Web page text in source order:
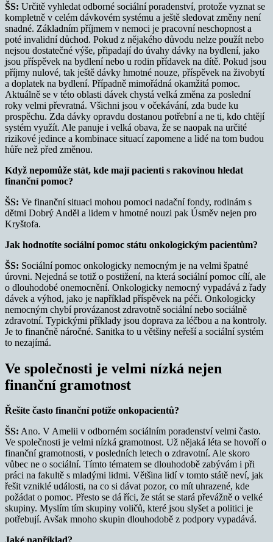
ŠS: Určitě vyhledat odborné sociální poradenství, protože vyznat se
kompletně v celém dávkovém systému a ještě sledovat změny není
snadné. Základním příjmem v nemoci je pracovní neschopnost a
poté invalidní důchod. Pokud z nějakého důvodu nelze použít nebo
nejsou dostatečné výše, připadají do úvahy dávky na bydlení, jako
jsou příspěvek na bydlení nebo u rodin přídavek na dítě. Pokud jsou
příjmy nulové, tak ještě dávky hmotné nouze, příspěvek na živobytí
a doplatek na bydlení. Případně mimořádná okamžitá pomoc.
Aktuálně se v této oblasti dávek chystá velká změna za poslední
roky velmi převratná. Všichni jsou v očekávání, zda bude ku
prospěchu. Zda dávky opravdu dostanou potřební a ne ti, kdo chtějí
systém využít. Ale panuje i velká obava, že se naopak na určité
rizikové jedince a kombinace situací zapomene a lidé na tom budou
hůře než před změnou.
Když nepomůže stát, kde mají pacienti s rakovinou hledat
finanční pomoc?
ŠS: Ve finanční situaci mohou pomoci nadační fondy, rodinám s
dětmi Dobrý Anděl a lidem v hmotné nouzi pak Úsměv nejen pro
Kryštofa.
Jak hodnotíte sociální pomoc státu onkologickým pacientům?
ŠS: Sociální pomoc onkologicky nemocným je na velmi špatné
úrovni. Nejedná se totiž o postižení, na která sociální pomoc cílí, ale
o dlouhodobé onemocnění. Onkologicky nemocný vypadává z řady
dávek a výhod, jako je například příspěvek na péči. Onkologicky
nemocným chybí provázanost zdravotně sociální nebo sociálně
zdravotní. Typickými příklady jsou doprava za léčbou a na kontroly.
Je to finančně náročné. Sanitka to u většiny neřeší a sociální systém
to nezajímá.
Ve společnosti je velmi nízká nejen
finanční gramotnost
Řešíte často finanční potíže onkopacientů?
ŠS: Ano. V Amelii v odborném sociálním poradenství velmi často.
Ve společnosti je velmi nízká gramotnost. Už nějaká léta se hovoří o
finanční gramotnosti, v posledních letech o zdravotní. Ale skoro
vůbec ne o sociální. Tímto tématem se dlouhodobě zabývám i při
práci na fakultě s mladými lidmi. Většina lidí v tomto státě neví, jak
řešit vzniklé události, na co si dávat pozor, co mít uhrazené, kde
požádat o pomoc. Přesto se dá říci, že stát se stará převážně o velké
skupiny. Myslím tím skupiny voličů, které jsou slyšet a politici je
potřebují. Avšak mnoho skupin dlouhodobě z podpory vypadává.